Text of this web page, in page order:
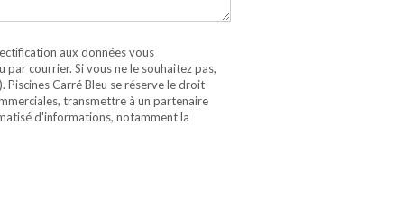
aux données vous
courrier. Si vous ne le souhaitez pas,
Carré Bleu se réserve le droit
transmettre à un partenaire
d'informations, notamment la